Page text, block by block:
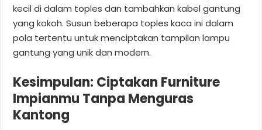
kecil di dalam toples dan tambahkan kabel gantung
yang kokoh. Susun beberapa toples kaca ini dalam
pola tertentu untuk menciptakan tampilan lampu
gantung yang unik dan modern.
Kesimpulan: Ciptakan Furniture
Impianmu Tanpa Menguras
Kantong